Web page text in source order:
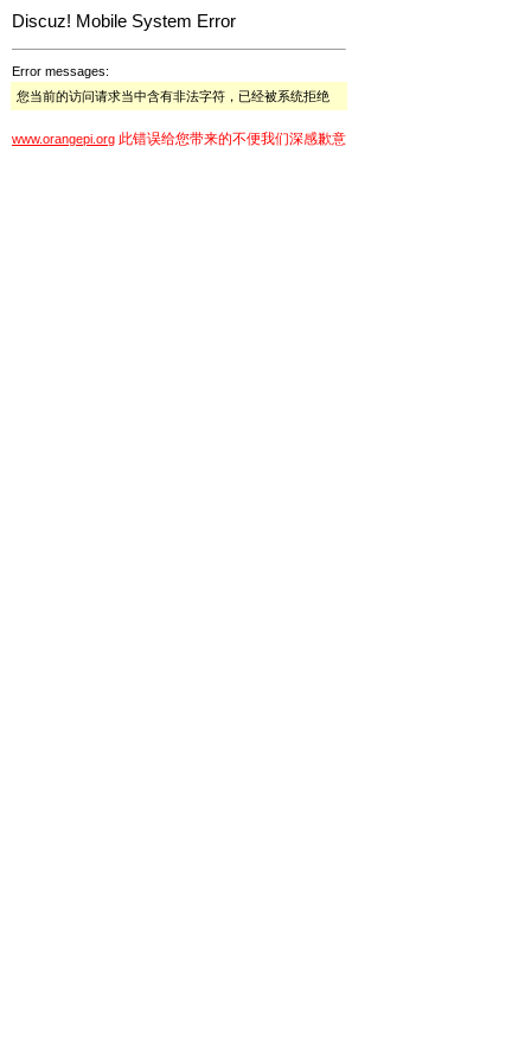
Discuz! Mobile System Error
Error messages:
您当前的访问请求当中含有非法字符，已经被系统拒绝
www.orangepi.org 此错误给您带来的不便我们深感歉意